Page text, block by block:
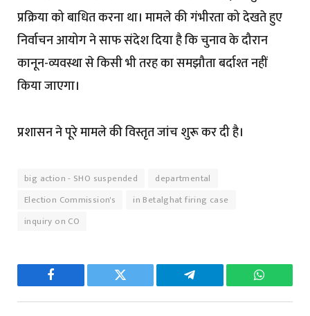
प्रक्रिया को बाधित करना था। मामले की गंभीरता को देखते हुए
निर्वाचन आयोग ने साफ संदेश दिया है कि चुनाव के दौरान
कानून-व्यवस्था से किसी भी तरह का समझौता बर्दाश्त नहीं
किया जाएगा।
प्रशासन ने पूरे मामले की विस्तृत जांच शुरू कर दी है।
big action - SHO suspended
departmental
Election Commission's
in Betalghat firing case
inquiry on CO
Facebook Twitter Telegram